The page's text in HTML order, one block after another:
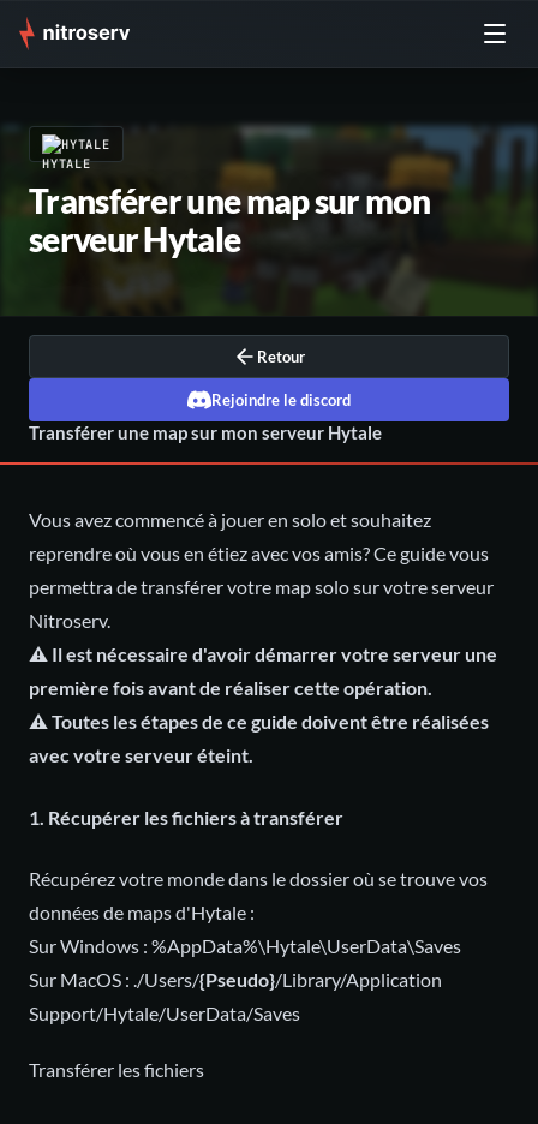
HYTALE
Transférer une map sur mon
serveur Hytale
Retour
Transférer une map sur mon serveur Hytale
Rejoindre le discord
Vous avez commencé à jouer en solo et souhaitez
reprendre où vous en étiez avec vos amis? Ce guide vous
permettra de transférer votre map solo sur votre serveur
Nitroserv.
⚠️ Il est nécessaire d'avoir démarrer votre serveur une
première fois avant de réaliser cette opération.
⚠️ Toutes les étapes de ce guide doivent être réalisées
avec votre serveur éteint.
1. Récupérer les fichiers à transférer
Récupérez votre monde dans le dossier où se trouve vos
données de maps d'Hytale :
Sur Windows : %AppData%\Hytale\UserData\Saves
Sur MacOS : ./Users/{Pseudo}/Library/Application
Support/Hytale/UserData/Saves
Transférer les fichiers